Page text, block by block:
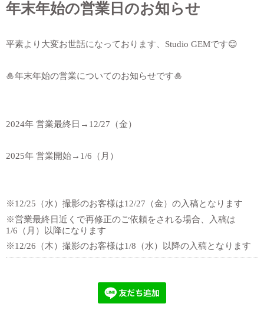
年末年始の営業日のお知らせ
平素より大変お世話になっております、Studio GEMです😊
🎍年末年始の営業についてのお知らせです🎍
2024年 営業最終日→12/27（金）
2025年 営業開始→1/6（月）
※12/25（水）撮影のお客様は12/27（金）の入稿となります
※営業最終日近くで再修正のご依頼をされる場合、入稿は
1/6（月）以降になります
※12/26（木）撮影のお客様は1/8（水）以降の入稿となります